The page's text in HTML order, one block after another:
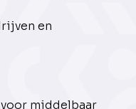
en
middelbaar